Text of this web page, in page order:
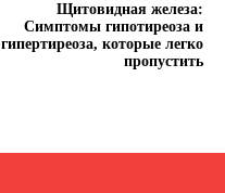
Щитовидная железа:
Симптомы гипотиреоза и
гипертиреоза, которые легко
пропустить